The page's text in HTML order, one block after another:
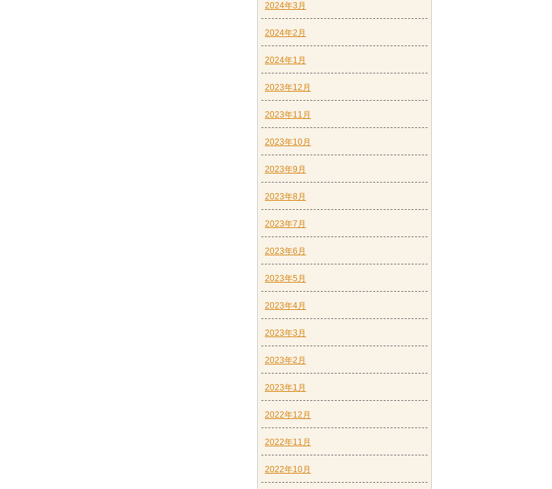
2024年3月
2024年2月
2024年1月
2023年12月
2023年11月
2023年10月
2023年9月
2023年8月
2023年7月
2023年6月
2023年5月
2023年4月
2023年3月
2023年2月
2023年1月
2022年12月
2022年11月
2022年10月